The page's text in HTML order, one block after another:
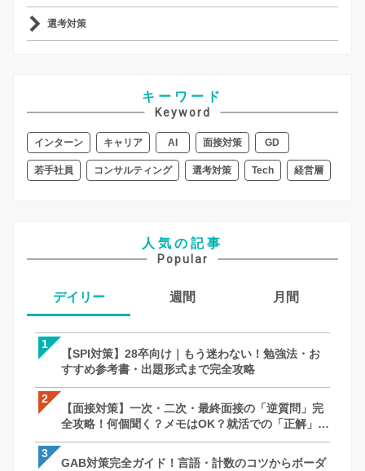
選考対策
キーワード
Keyword
インターン キャリア AI 面接対策 GD
若手社員 コンサルティング 選考対策 Tech 経営層
人気の記事
Popular
デイリー
1
【SPI対策】28卒向け｜もう迷わない！勉強法・お
すすめ参考書・出題形式まで完全攻略
2
【面接対策】一次・二次・最終面接の「逆質問」完
全攻略！何個聞く？メモはOK？就活での「正解」を
徹底解説｜27卒・28卒向け
3
GAB対策完全ガイド！言語・計数のコツからボーダ
週間
【SPI対策】28卒向け｜もう迷わない！
すすめ参考書・出題形式まで完全攻略
【面接対策】一次・二次・最終面接の「
全攻略！何個聞く？メモはOK？就活での
徹底解説｜27卒・28卒向け
最終面接って何聞かれるの？落ちる理由
月間
【面接対策】一次・二次・最終面接の「
全攻略！何個聞く？メモはOK？就活での
徹底解説｜27卒・28卒向け
【SPI対策】28卒向け｜もう迷わない！
すすめ参考書・出題形式まで完全攻略
ケース面接とは？例題と解答パターン/対